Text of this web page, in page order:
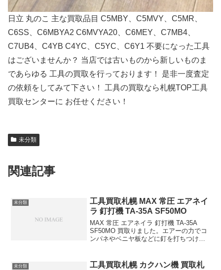
日立 丸のこ 主な買取品目 C5MBY、C5MVY、C5MR、
C6SS、C6MBYA2 C6MVYA20、C6MEY、C7MB4、
C7UB4、C4YB C4YC、C5YC、C6Y1 不要になった工具
はございませんか？ 当店では古いものから新しいものま
であらゆる 工具の買取を行っております！ 是非一度査定
の依頼をしてみて下さい！ 工具の買取なら札幌TOP工具
買取センターに お任せください！
未分類
関連記事
未分類
工具買取札幌 MAX 常圧 エアネイ
ラ 釘打機 TA-35A SF50MO
MAX 常圧 エアネイラ 釘打機 TA-35A
SF50MO 買取りました。エアーの力でコ
ンパネやベニヤ板などに釘を打ちつける
動工具 大工道具 ハンドツール何でもご相
未分類
工具買取札幌 カクハン機 買取札